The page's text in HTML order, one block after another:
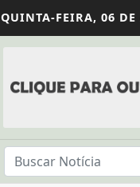
QUINTA-FEIRA, 06 DE